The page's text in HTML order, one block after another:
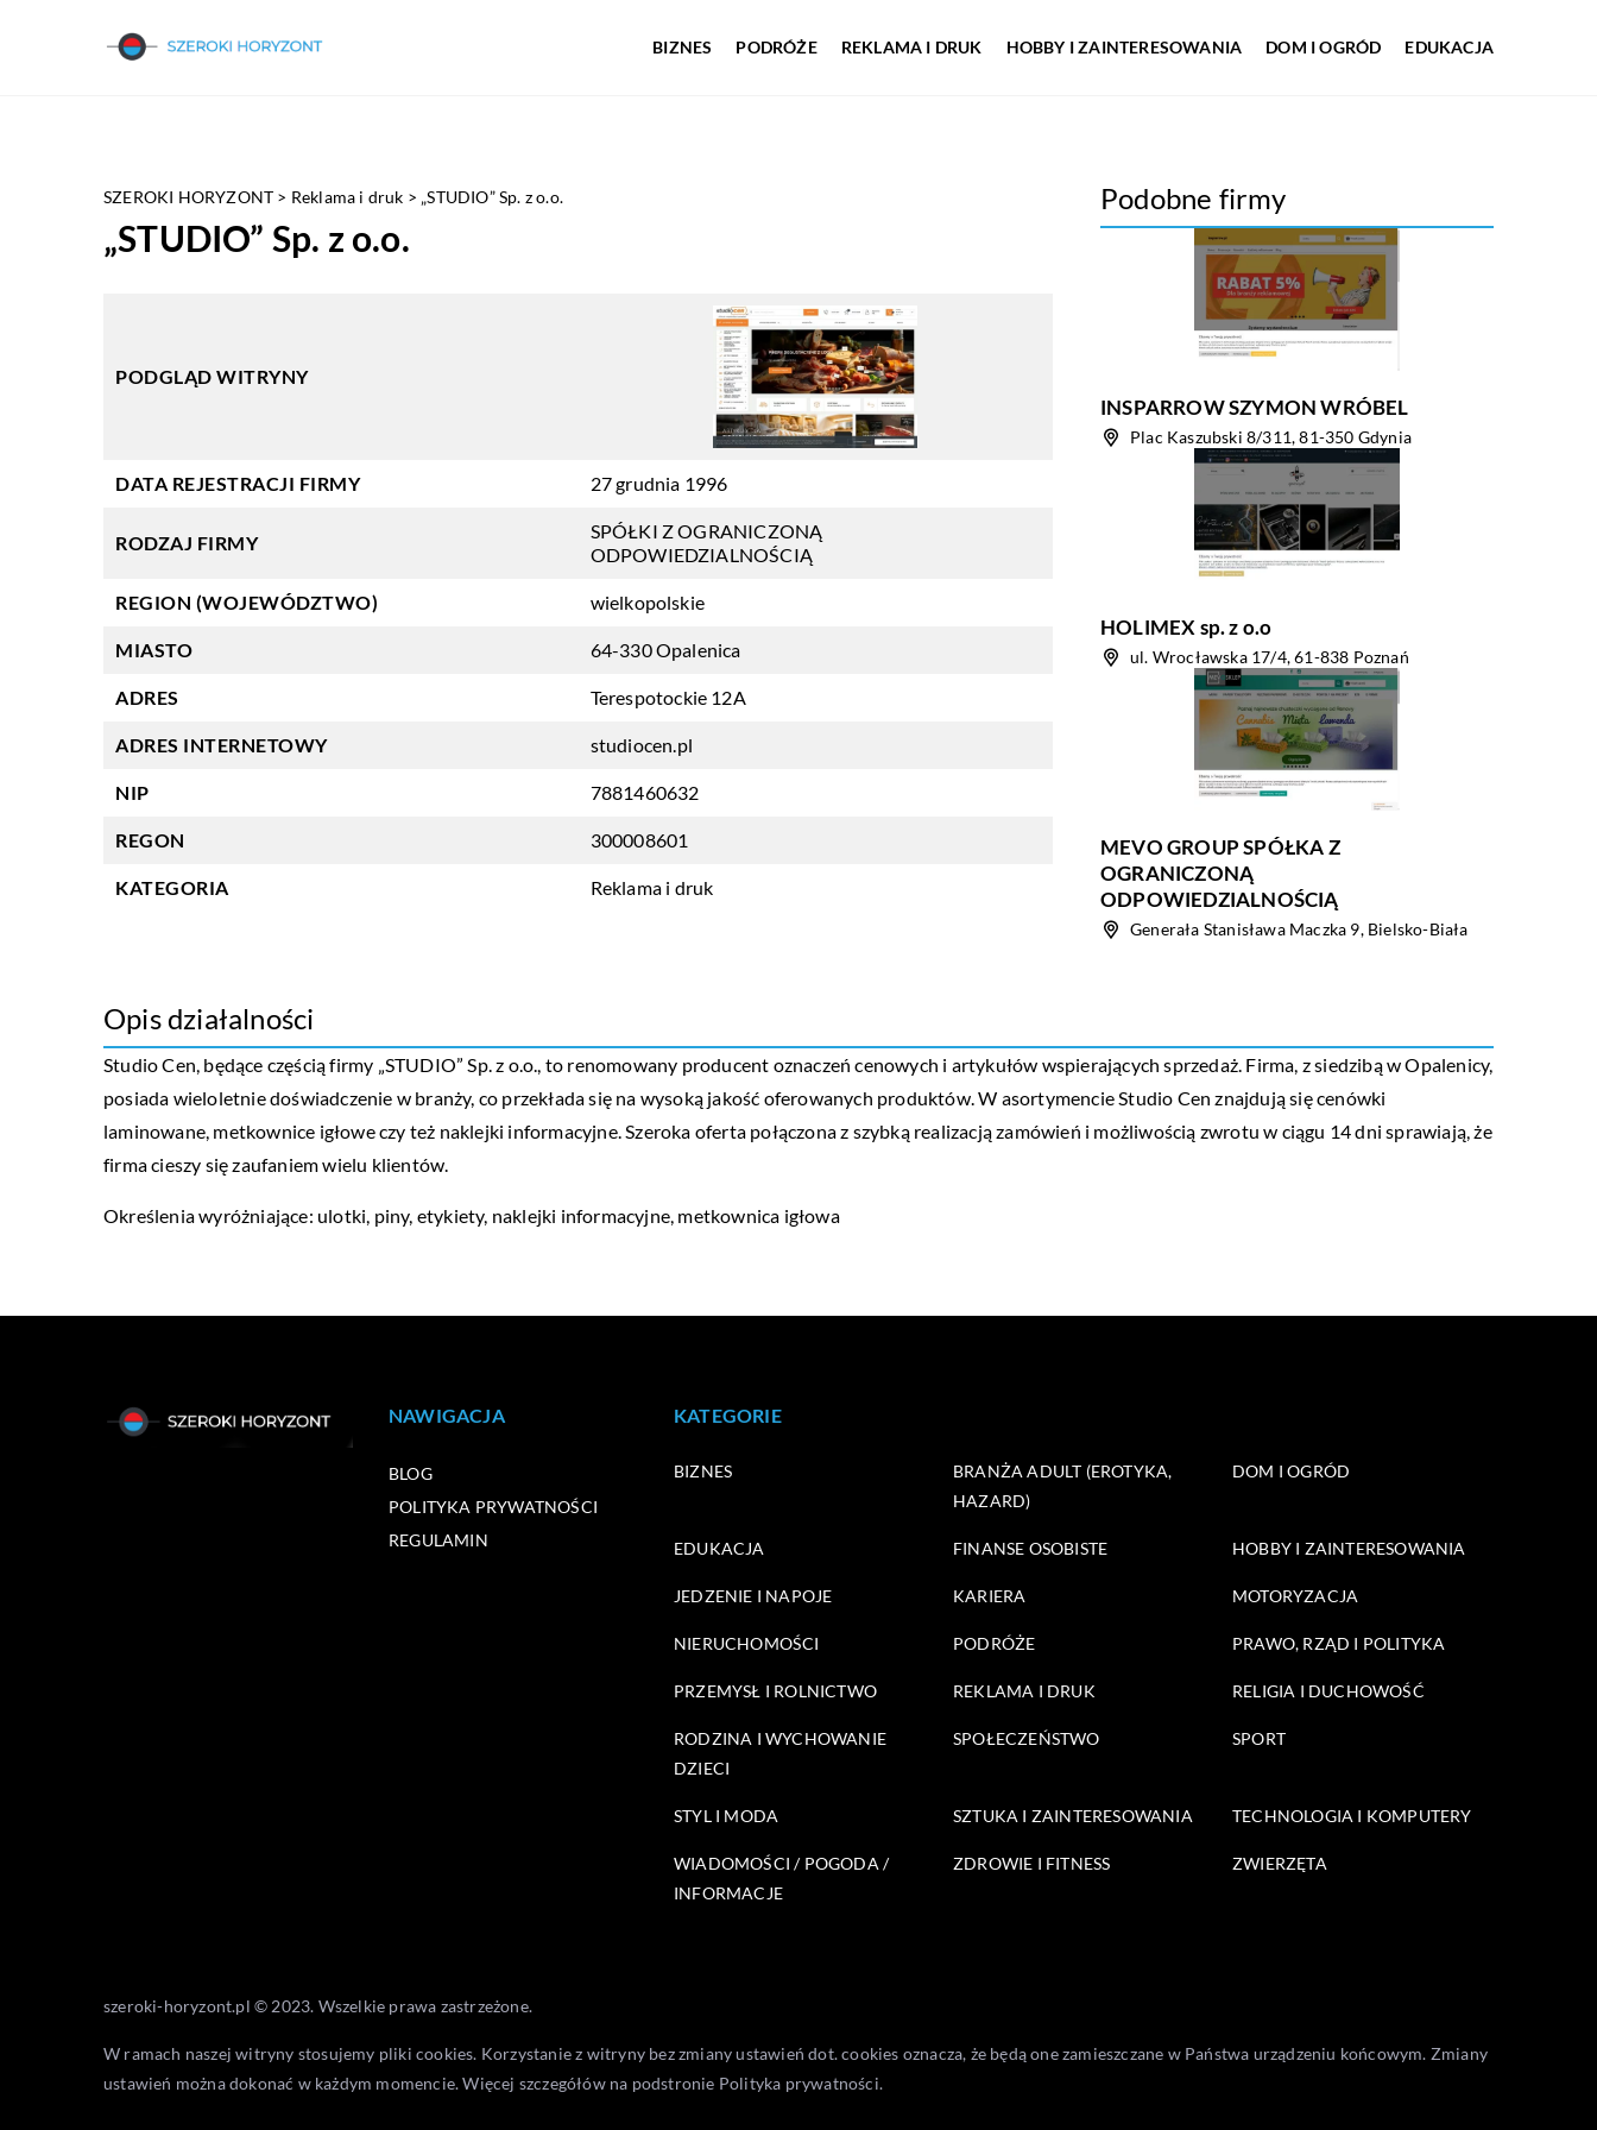
BIZNES PODRÓŻE REKLAMA I DRUK HOBBY I ZAINTERESOWANIA DOM I OGRÓD EDUKACJA
SZEROKI HORYZONT > Reklama i druk > „STUDIO” Sp. z o.o.
„STUDIO” Sp. z o.o.
PODGLĄD WITRYNY
DATA REJESTRACJI FIRMY 27 grudnia 1996
RODZAJ FIRMY
SPÓŁKI Z OGRANICZONĄ
ODPOWIEDZIALNOŚCIĄ
REGION (WOJEWÓDZTWO) wielkopolskie
MIASTO 64-330 Opalenica
ADRES Terespotockie 12A
ADRES INTERNETOWY studiocen.pl
NIP 7881460632
REGON 300008601
KATEGORIA Reklama i druk
Podobne firmy
INSPARROW SZYMON WRÓBEL
Plac Kaszubski 8/311, 81-350 Gdynia
HOLIMEX sp. z o.o
ul. Wrocławska 17/4, 61-838 Poznań
MEVO GROUP SPÓŁKA Z
OGRANICZONĄ
ODPOWIEDZIALNOŚCIĄ
Generała Stanisława Maczka 9, Bielsko-Biała
Opis działalności
Studio Cen, będące częścią firmy „STUDIO” Sp. z o.o., to renomowany producent oznaczeń cenowych i artykułów wspierających sprzedaż. Firma, z siedzibą w Opalenicy,
posiada wieloletnie doświadczenie w branży, co przekłada się na wysoką jakość oferowanych produktów. W asortymencie Studio Cen znajdują się cenówki
laminowane, metkownice igłowe czy też naklejki informacyjne. Szeroka oferta połączona z szybką realizacją zamówień i możliwością zwrotu w ciągu 14 dni sprawiają, że
firma cieszy się zaufaniem wielu klientów.
Określenia wyróżniające: ulotki, piny, etykiety, naklejki informacyjne, metkownica igłowa
NAWIGACJA
BLOG
POLITYKA PRYWATNOŚCI
REGULAMIN
KATEGORIE
BIZNES
BRANŻA ADULT (EROTYKA,
HAZARD)
DOM I OGRÓD
EDUKACJA FINANSE OSOBISTE HOBBY I ZAINTERESOWANIA
JEDZENIE I NAPOJE KARIERA MOTORYZACJA
NIERUCHOMOŚCI PODRÓŻE PRAWO, RZĄD I POLITYKA
PRZEMYSŁ I ROLNICTWO REKLAMA I DRUK RELIGIA I DUCHOWOŚĆ
RODZINA I WYCHOWANIE
DZIECI
SPOŁECZEŃSTWO SPORT
STYL I MODA SZTUKA I ZAINTERESOWANIA TECHNOLOGIA I KOMPUTERY
WIADOMOŚCI / POGODA /
INFORMACJE
ZDROWIE I FITNESS ZWIERZĘTA
szeroki-horyzont.pl © 2023. Wszelkie prawa zastrzeżone.
W ramach naszej witryny stosujemy pliki cookies. Korzystanie z witryny bez zmiany ustawień dot. cookies oznacza, że będą one zamieszczane w Państwa urządzeniu końcowym. Zmiany
ustawień można dokonać w każdym momencie. Więcej szczegółów na podstronie Polityka prywatności.